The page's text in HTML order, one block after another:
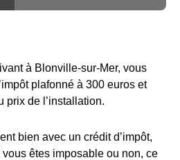
à Blonville-sur-Mer, vous
plafonné à 300 euros et
prix de l’installation.
bien avec un crédit d’impôt,
vous êtes imposable ou non, ce